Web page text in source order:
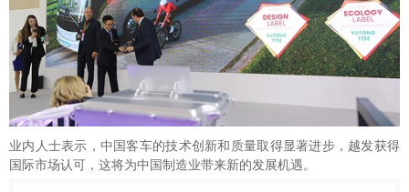
业内人士表示，中国客车的技术创新和质量取得显著进步，越发获得
国际市场认可，这将为中国制造业带来新的发展机遇。